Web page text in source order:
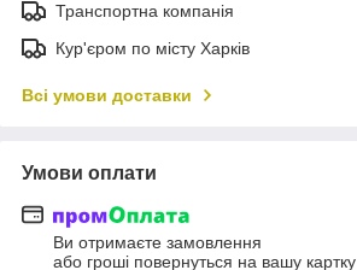
Транспортна компанія
Кур'єром по місту Харків
Всі умови доставки
Умови оплати
Ви отримаєте замовлення
або гроші повернуться на вашу картку